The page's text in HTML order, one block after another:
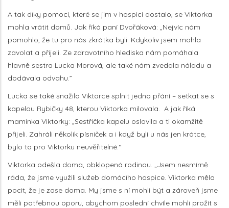
A tak díky pomoci, které se jim v hospici dostalo, se Viktorka
mohla vrátit domů. Jak říká paní Dvořáková: „Nejvíc nám
pomohlo, že tu pro nás zkrátka byli. Kdykoliv jsem mohla
zavolat a přijeli. Ze zdravotního hlediska nám pomáhala
hlavně sestra Lucka Morová, ale také nám zvedala náladu a
dodávala odvahu.”
Lucka se také snažila Viktorce splnit jedno přání – setkat se s
kapelou Rybičky 48, kterou Viktorka milovala. A jak říká
maminka Viktorky: „Sestřička kapelu oslovila a ti okamžitě
přijeli. Zahráli několik písniček a i když byli u nás jen krátce,
bylo to pro Viktorku neuvěřitelné.“
Viktorka odešla doma, obklopená rodinou. „Jsem nesmírně
ráda, že jsme využili služeb domácího hospice. Viktorka měla
pocit, že je zase doma. My jsme s ní mohli být a zároveň jsme
měli potřebnou oporu, abychom poslední chvíle mohli prožít s